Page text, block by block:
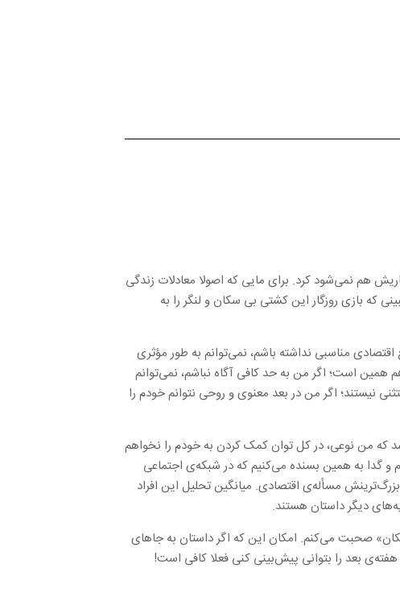
هم نمی‌شود کرد. برای مایی که اصولا معادلات زندگی
که بازی روزگار این کشتی بی سکان و لنگر را به
مناسبی نداشته باشم، نمی‌توانم به طور مؤثری
است؛ اگر من به حد کافی آگاه نباشم، نمی‌توانم
نیستند؛ اگر من در بعد معنوی و روحی نتوانم خودم را
که من نوعی، در کل توان کمک کردن به خودم را نخواهم
و گدا به همین بسنده می‌کنیم که در شبکه‌ی اجتماعی
مسأله‌ی اقتصادی. میانگین تحلیل این افراد
دیگر داستان هستند.
صحبت می‌کنم. امکان این که اگر داستان به جاهای
بعد را بتوانی پیش‌بینی کنی فعلا کافی است!